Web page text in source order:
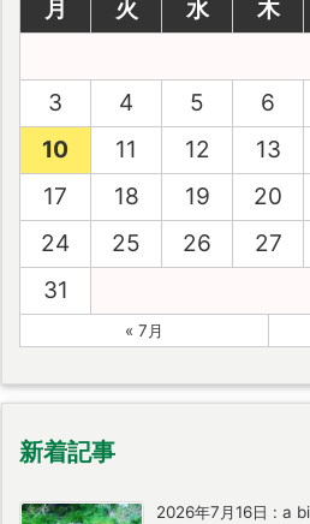
月
火 水 木
3
4 5 6
10
11 12 13
17
18 19 20
24
25 26 27
31
« 7月
新着記事
2026年7月16日 : a